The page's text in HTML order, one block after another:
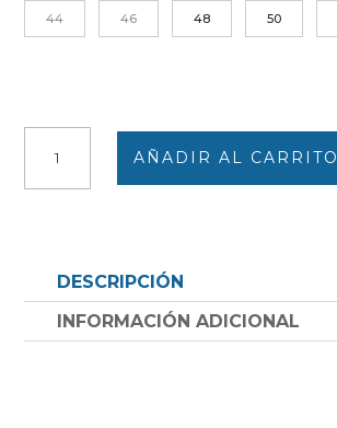
44 46 48 50
mangas
azules,
verde
y
AÑADIR AL CARRITO
DESCRIPCIÓN
INFORMACIÓN ADICIONAL